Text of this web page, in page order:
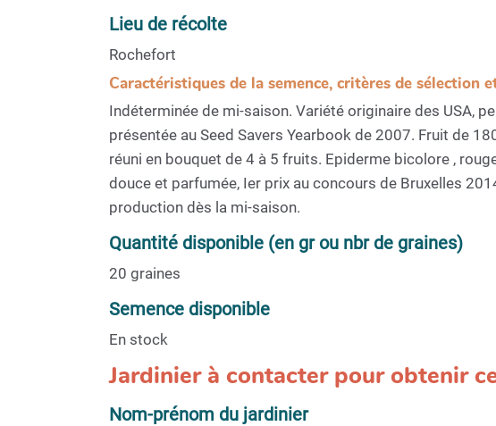
Lieu de récolte
Rochefort
Caractéristiques de la semence, critères de
Indéterminée de mi-saison. Variété originaire des USA,
présentée au Seed Savers Yearbook de 2007. Fruit de
réuni en bouquet de 4 à 5 fruits. Epiderme bicolore ,
douce et parfumée, Ier prix au concours de Bruxelles
production dès la mi-saison.
Quantité disponible (en gr ou nbr de graines)
20 graines
Semence disponible
En stock
Jardinier à contacter pour obtenir
Nom-prénom du jardinier